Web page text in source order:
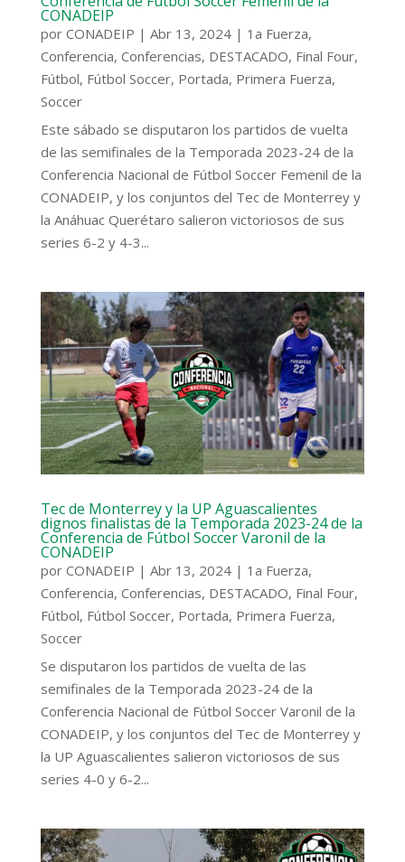
CONADEIP
por CONADEIP | Abr 13, 2024| 1a Fuerza,
Conferencia, Conferencias, DESTACADO, Final Four,
Fútbol, Fútbol Soccer, Portada, Primera Fuerza,
Soccer
Este sábado se disputaron los partidos de vuelta
de las semifinales de la Temporada 2023-24 de la
Conferencia Nacional de Fútbol Soccer Femenil de la
CONADEIP, y los conjuntos del Tec de Monterrey y
la Anáhuac Querétaro salieron victoriosos de sus
series 6-2 y 4-3...
Tec de Monterrey y la UP Aguascalientes
dignos finalistas de la Temporada 2023-24 de la
Conferencia de Fútbol Soccer Varonil de la
CONADEIP
por CONADEIP | Abr 13, 2024| 1a Fuerza,
Conferencia, Conferencias, DESTACADO, Final Four,
Fútbol, Fútbol Soccer, Portada, Primera Fuerza,
Soccer
Se disputaron los partidos de vuelta de las
semifinales de la Temporada 2023-24 de la
Conferencia Nacional de Fútbol Soccer Varonil de la
CONADEIP, y los conjuntos del Tec de Monterrey y
la UP Aguascalientes salieron victoriosos de sus
series 4-0 y 6-2...